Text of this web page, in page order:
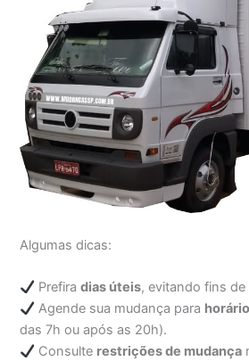
Algumas dicas:
Prefiradias úteis, evitando fins
Agende sua mudança para
das 7h ou após as 20h).
Consulte restrições de mudança